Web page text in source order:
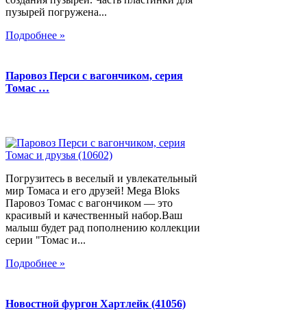
пузырей погружена...
Подробнее »
Паровоз Перси с вагончиком, серия
Томас …
Погрузитесь в веселый и увлекательный
мир Томаса и его друзей! Mega Bloks
Паровоз Томас с вагончиком — это
красивый и качественный набор.Ваш
малыш будет рад пополнению коллекции
серии "Томас и...
Подробнее »
Новостной фургон Хартлейк (41056)